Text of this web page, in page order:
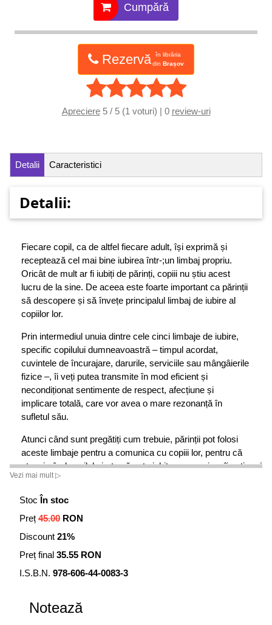
Cumpără
Rezervă
în librăria
din Brașov
Apreciere5 / 5 (1 voturi) | 0 review-uri
Detalii Caracteristici
Detalii:
Fiecare copil, ca de altfel fiecare adult, își exprimă și
receptează cel mai bine iubirea într-;un limbaj propriu.
Oricât de mult ar fi iubiți de părinți, copiii nu știu acest
lucru de la sine. De aceea este foarte important ca părinții
să descopere și să învețe principalul limbaj de iubire al
copiilor lor.
Prin intermediul unuia dintre cele cinci limbaje de iubire,
specific copilului dumneavoastră – timpul acordat,
cuvintele de încurajare, darurile, serviciile sau mângâierile
fizice –, îi veți putea transmite în mod eficient și
necondiționat sentimente de respect, afecțiune și
implicare totală, care vor avea o mare rezonanță în
sufletul său.
Atunci când sunt pregătiți cum trebuie, părinții pot folosi
aceste limbaje pentru a comunica cu copiii lor, pentru că
atunci când copilul simte că este iubit, nu numai ca îi veți
satisface cea mai profundă nevoie emoțională, dar va fi
mult mai receptiv la sfaturile și îndrumările
dumneavoastră ca părinți.
căsătorim, iubim, înșelăm, facem copii, divorțăm,
plângem, uităm și iertăm. Pentru că suntem singuri sau
împreună, pentru că suntem părinți sau copii, pentru că ne
o protejeze.
Vezi mai mult ▷
Stoc În stoc
Preț 45.00 RON
Discount 21%
Preț final 35.55 RON
I.S.B.N. 978-606-44-0083-3
Notează